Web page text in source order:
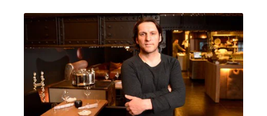
nach einem Investor.